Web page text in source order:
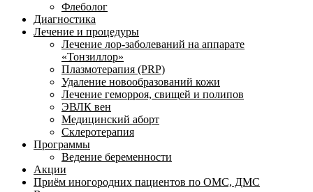
Флеболог
Диагностика
Лечение и процедуры
Лечение лор-заболеваний на аппарате
«Тонзиллор»
Плазмотерапия (PRP)
Удаление новообразований кожи
Лечение геморроя, свищей и полипов
ЭВЛК вен
Медицинский аборт
Склеротерапия
Программы
Ведение беременности
Акции
Приём иногородних пациентов по ОМС, ДМС